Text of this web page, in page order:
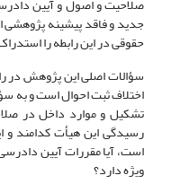
صلاحیت و اصول و آیین
جدید و فاقد پیشینه
حقوقی در این رابطه را
سؤالات اصلی این پژوهش در
اختلاف ثبت احوال است و به
تشکیل و موارد داخل در
رسیدگی این هیأت کدامند و
است، آیا مقررات آیین
ویژه دارد؟